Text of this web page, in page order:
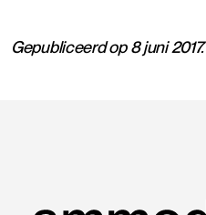
Gepubliceerd op 8 juni 2017.